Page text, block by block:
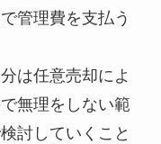
管理費を支払う
は任意売却によ
無理をしない範
討していくこと